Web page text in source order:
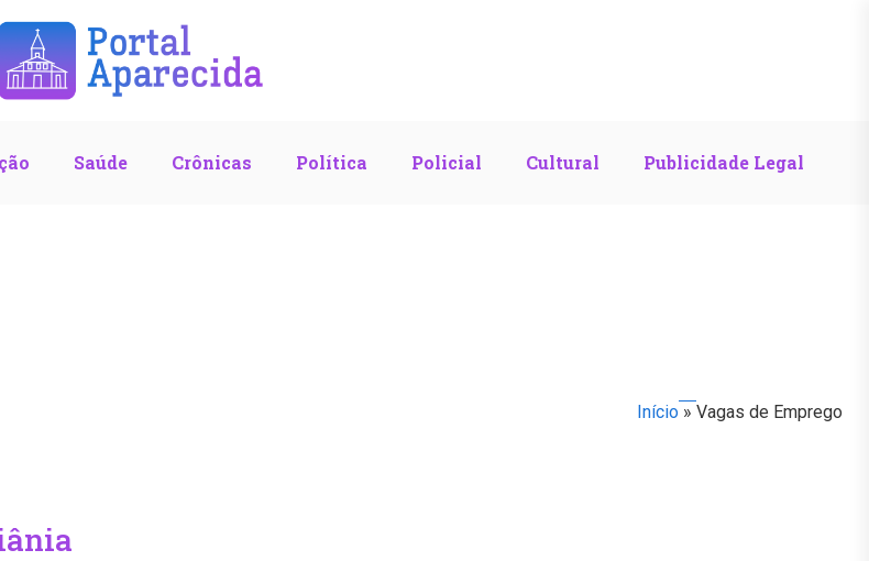
Saúde Crônicas Política Policial Cultural Publicidade Legal
Início » Vagas de Emprego